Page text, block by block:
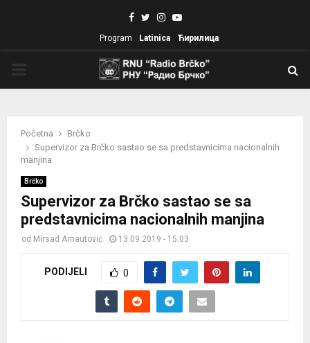
Facebook
TwitterInstagram
Youtube
Program Latinica Ћирилица
Početna
Brčko
Supervizor za Brčko sastao se sa predstavnicima nacionalnih
manjina
Brčko
Supervizor za Brčko sastao se sa
predstavnicima nacionalnih manjina
od Mirsad Arnautović 13.09.2019 - 15:03
PODIJELI 0